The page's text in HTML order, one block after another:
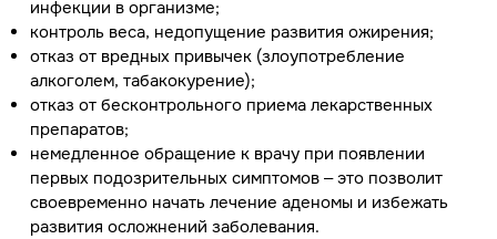
инфекции в организме;
контроль веса, недопущение развития ожирения;
отказ от вредных привычек (злоупотребление
алкоголем, табакокурение);
отказ от бесконтрольного приема лекарственных
препаратов;
немедленное обращение к врачу при появлении
первых подозрительных симптомов – это позволит
своевременно начать лечение аденомы и избежать
развития осложнений заболевания.